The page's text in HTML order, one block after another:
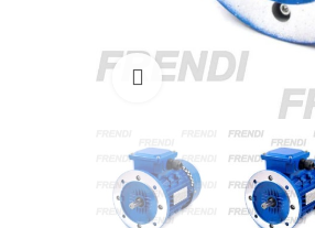
Click para agrandar